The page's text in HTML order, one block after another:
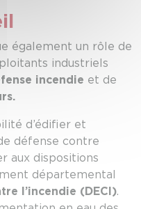
également un rôle de
industriels
incendie et de
d’édifier et
défense contre
aux dispositions
départemental
l’incendie (DECI).